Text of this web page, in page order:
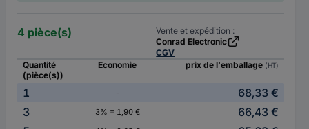
4 pièce(s)
Vente et expédition :
Conrad Electronic
CGV
Quantité
(pièce(s))
Economie prix de l'emballage (HT)
1 -
68,33 €
3
3% = 1,90 €
66,43 €